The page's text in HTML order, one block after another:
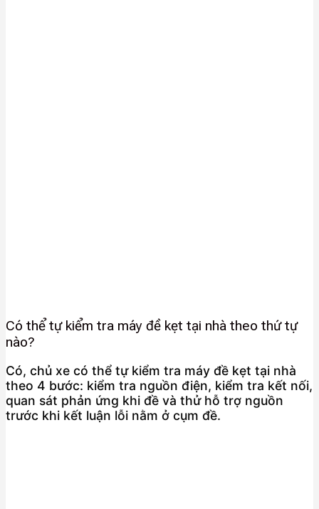
Có thể tự kiểm tra máy đề kẹt tại nhà theo thứ tự
nào?
Có, chủ xe có thể tự kiểm tra máy đề kẹt tại nhà
theo 4 bước: kiểm tra nguồn điện, kiểm tra kết nối,
quan sát phản ứng khi đề và thử hỗ trợ nguồn
trước khi kết luận lỗi nằm ở cụm đề.